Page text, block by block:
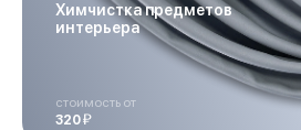
Химчистка предметов
интерьера
стоимость от
320й